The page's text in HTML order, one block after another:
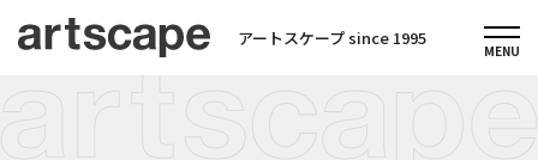
アートスケープ since 1995